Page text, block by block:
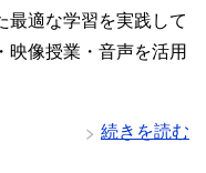
最適な学習を実践して
映像授業・音声を活用
続きを読む